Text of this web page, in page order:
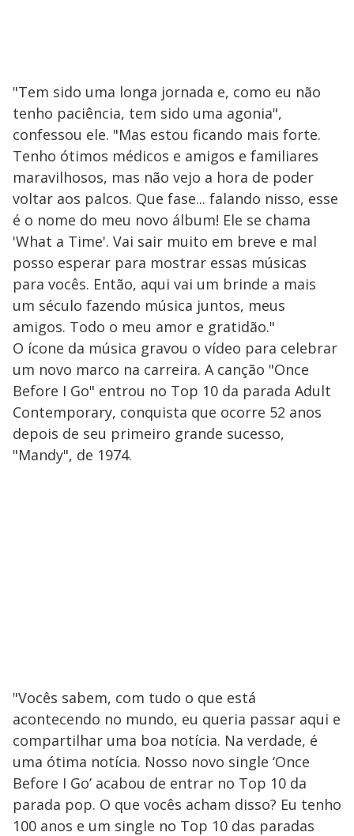
"Tem sido uma longa jornada e, como eu não
tenho paciência, tem sido uma agonia",
confessou ele. "Mas estou ficando mais forte.
Tenho ótimos médicos e amigos e familiares
maravilhosos, mas não vejo a hora de poder
voltar aos palcos. Que fase... falando nisso, esse
é o nome do meu novo álbum! Ele se chama
'What a Time'. Vai sair muito em breve e mal
posso esperar para mostrar essas músicas
para vocês. Então, aqui vai um brinde a mais
um século fazendo música juntos, meus
amigos. Todo o meu amor e gratidão."
O ícone da música gravou o vídeo para celebrar
um novo marco na carreira. A canção "Once
Before I Go" entrou no Top 10 da parada Adult
Contemporary, conquista que ocorre 52 anos
depois de seu primeiro grande sucesso,
"Mandy", de 1974.
"Vocês sabem, com tudo o que está
acontecendo no mundo, eu queria passar aqui e
compartilhar uma boa notícia. Na verdade, é
uma ótima notícia. Nosso novo single ‘Once
Before I Go’ acabou de entrar no Top 10 da
parada pop. O que vocês acham disso? Eu tenho
100 anos e um single no Top 10 das paradas